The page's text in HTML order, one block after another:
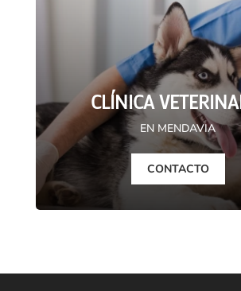
CLÍNICA
EN MENDAVIA
CONTACTO